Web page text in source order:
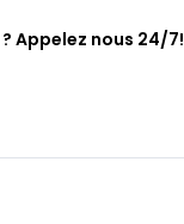
Appelez nous 24/7!